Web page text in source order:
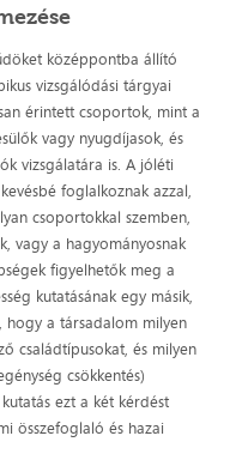
középpontba állító
vizsgálódási tárgyai
érintett csoportok, mint a
vagy nyugdíjasok, és
vizsgálatára is. A jóléti
foglalkoznak azzal,
csoportokkal szemben,
vagy a hagyományosnak
figyelhetők meg a
kutatásának egy másik,
hogy a társadalom milyen
családtípusokat, és milyen
csökkentés)
ezt a két kérdést
összefoglaló és hazai